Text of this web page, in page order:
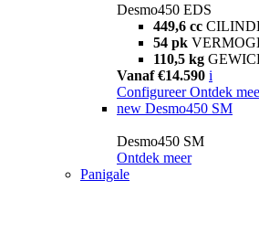
Desmo450 EDS
449,6 cc
54 pk
110,5 kg
Vanaf €14.590 i
Configureer Ontdek
new Desmo450 SM
Desmo450 SM
Ontdek meer
Panigale